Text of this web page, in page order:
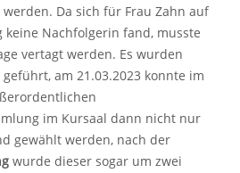
Da sich für Frau Zahn auf
keine Nachfolgerin fand, musste
vertagt werden. Es wurden
am 21.03.2023 konnte im
im Kursaal dann nicht nur
gewählt werden, nach der
wurde dieser sogar um zwei